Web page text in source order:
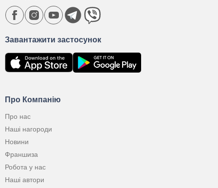
Про Компанію
Про нас
Наші нагороди
Новини
Франшиза
Робота у нас
Наші автори
Завантажити застосунок